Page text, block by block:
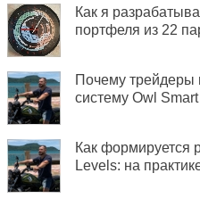
Как я
портфеля из 22
Почему трейдеры
систему Owl
Как формируется
Levels: на